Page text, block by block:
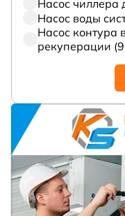
Насос
Насос воды
Насос контура
рекуперации